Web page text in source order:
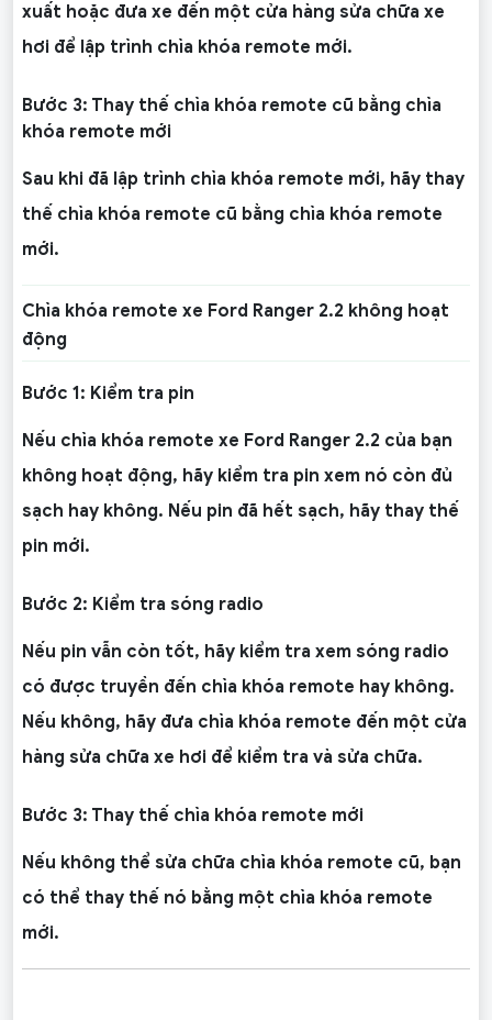
xuất hoặc đưa xe đến một cửa hàng sửa chữa xe
hơi để lập trình chìa khóa remote mới.
Bước 3: Thay thế chìa khóa remote cũ bằng chìa
khóa remote mới
Sau khi đã lập trình chìa khóa remote mới, hãy thay
thế chìa khóa remote cũ bằng chìa khóa remote
mới.
Chìa khóa remote xe Ford Ranger 2.2 không hoạt
động
Bước 1: Kiểm tra pin
Nếu chìa khóa remote xe Ford Ranger 2.2 của bạn
không hoạt động, hãy kiểm tra pin xem nó còn đủ
sạch hay không. Nếu pin đã hết sạch, hãy thay thế
pin mới.
Bước 2: Kiểm tra sóng radio
Nếu pin vẫn còn tốt, hãy kiểm tra xem sóng radio
có được truyền đến chìa khóa remote hay không.
Nếu không, hãy đưa chìa khóa remote đến một cửa
hàng sửa chữa xe hơi để kiểm tra và sửa chữa.
Bước 3: Thay thế chìa khóa remote mới
Nếu không thể sửa chữa chìa khóa remote cũ, bạn
có thể thay thế nó bằng một chìa khóa remote
mới.